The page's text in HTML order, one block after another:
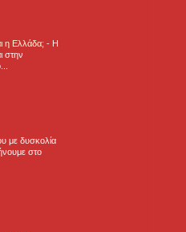
η Ελλάδα; - Η
στην
με δυσκολία
στο